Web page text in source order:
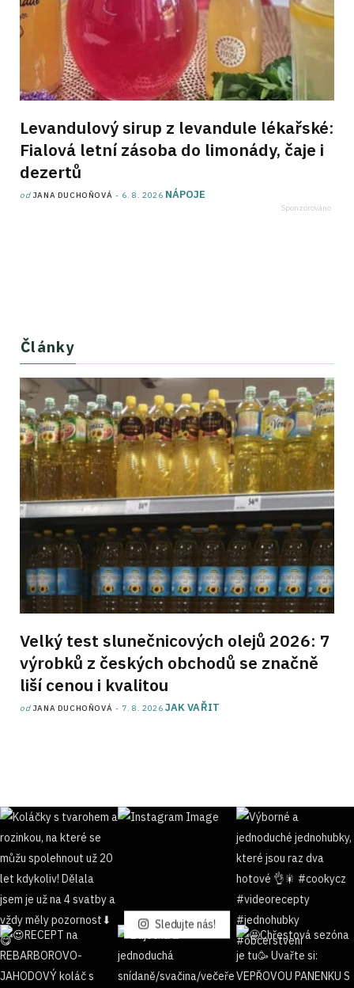
Levandulový sirup z levandule lékařské:
Fialová letní zásoba do limonády, čaje i
dezertů
od JANA DUCHOŇOVÁ 6. 8. 2026 NÁPOJE
Články
Velký test slunečnicových olejů 2026: 7
výrobků z českých obchodů se značně
liší cenou i kvalitou
od JANA DUCHOŇOVÁ 7. 8. 2026 JAK VAŘIT
Sledujte nás!